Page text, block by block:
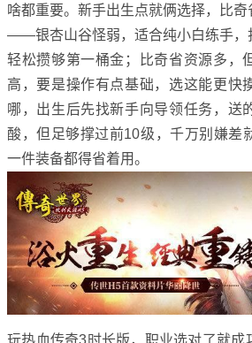
啥都重要。新手出生点就俩选择，比
——银杏山谷怪弱，适合纯小白练手，
轻松攒够第一桶金；比奇省资源多，
高，要是操作有点基础，选这能更快
哪，出生后先找新手向导领任务，送
酸，但足够撑过前10级，千万别嫌差
一件装备都得省着用。
玩热血传奇3时长版，职业选对了就成